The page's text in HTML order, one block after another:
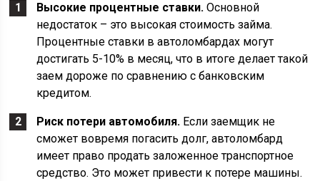
Высокие процентные ставки. Основной
недостаток – это высокая стоимость займа.
Процентные ставки в автоломбардах могут
достигать 5-10% в месяц, что в итоге делает такой
заем дороже по сравнению с банковским
кредитом.
Риск потери автомобиля. Если заемщик не
сможет вовремя погасить долг, автоломбард
имеет право продать заложенное транспортное
средство. Это может привести к потере машины.